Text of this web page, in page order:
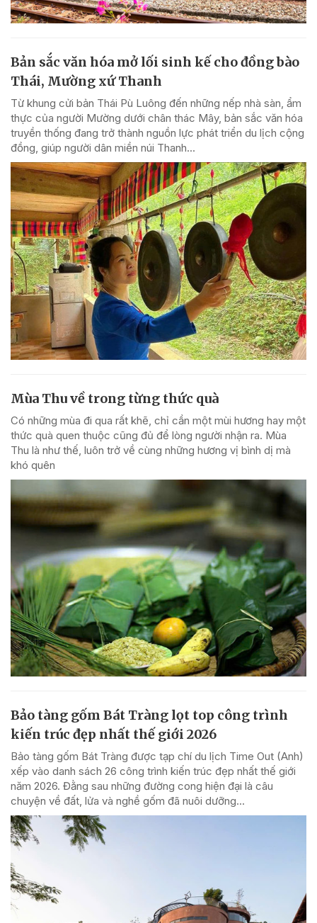
Bản sắc văn hóa mở lối sinh kế cho đồng bào
Thái, Mường xứ Thanh
Từ khung cửi bản Thái Pù Luông đến những nếp nhà sàn, ẩm
thực của người Mường dưới chân thác Mây, bản sắc văn hóa
truyền thống đang trở thành nguồn lực phát triển du lịch cộng
đồng, giúp người dân miền núi Thanh...
Mùa Thu về trong từng thức quà
Có những mùa đi qua rất khẽ, chỉ cần một mùi hương hay một
thức quà quen thuộc cũng đủ để lòng người nhận ra. Mùa
Thu là như thế, luôn trở về cùng những hương vị bình dị mà
khó quên
Bảo tàng gốm Bát Tràng lọt top công trình
kiến trúc đẹp nhất thế giới 2026
Bảo tàng gốm Bát Tràng được tạp chí du lịch Time Out (Anh)
xếp vào danh sách 26 công trình kiến trúc đẹp nhất thế giới
năm 2026. Đằng sau những đường cong hiện đại là câu
chuyện về đất, lửa và nghề gốm đã nuôi dưỡng...